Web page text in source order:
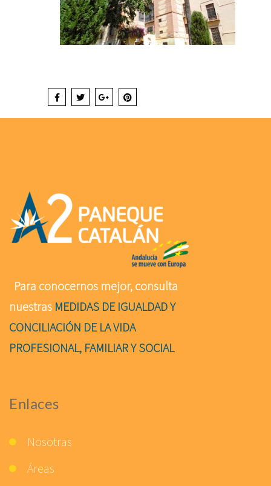
Para conocernos mejor, consulta
nuestras MEDIDAS DE IGUALDAD Y
CONCILIACIÓN DE LA VIDA
PROFESIONAL, FAMILIAR Y SOCIAL
Enlaces
Nosotras
Áreas